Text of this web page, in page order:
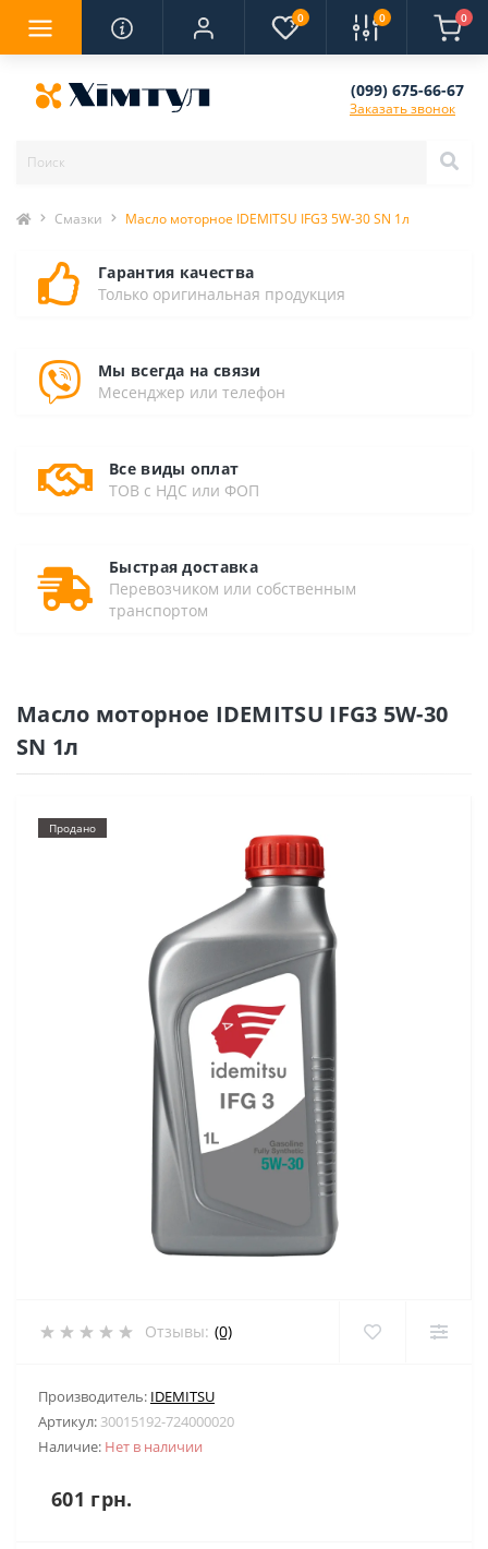
0 0 0
(099) 675-66-67
Заказать звонок
Смазки Масло моторное IDEMITSU IFG3 5W-30 SN 1л
Гарантия качества
Только оригинальная продукция
Мы всегда на связи
Месенджер или телефон
Все виды оплат
ТОВ с НДС или ФОП
Быстрая доставка
Перевозчиком или собственным
транспортом
Масло моторное IDEMITSU IFG3 5W-30
SN 1л
Продано
Отзывы: (0)
Производитель: IDEMITSU
Артикул: 30015192-724000020
Наличие: Нет в наличии
601 грн.